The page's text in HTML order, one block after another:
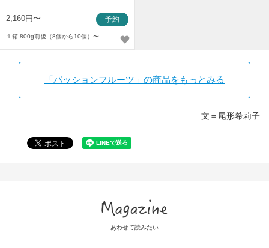
2,160円〜 予約
１箱 800g前後（8個から10個）〜
「パッションフルーツ」の商品をもっとみる
文＝尾形希莉子
あわせて読みたい